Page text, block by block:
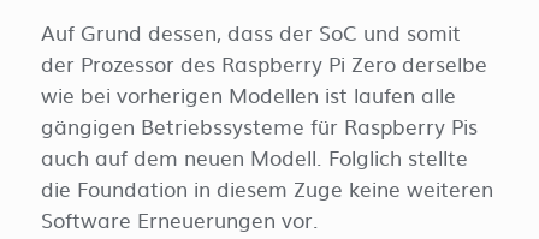
Auf Grund dessen, dass der SoC und somit
der Prozessor des Raspberry Pi Zero derselbe
wie bei vorherigen Modellen ist laufen alle
gängigen Betriebssysteme für Raspberry Pis
auch auf dem neuen Modell. Folglich stellte
die Foundation in diesem Zuge keine weiteren
Software Erneuerungen vor.